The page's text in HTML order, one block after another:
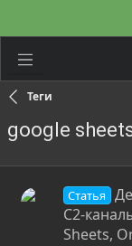
Теги
google
Статья
C2-
Sheets,